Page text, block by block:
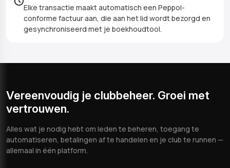
Elke transactie maakt automatisch een Peppol-
conforme factuur aan, die aan het lid wordt bezorgd en
gesynchroniseerd met je boekhoudtool.
Vereenvoudig je clubbeheer. Groei met
vertrouwen.
Alles wat je nodig hebt om leden te beheren, toegang te
automatiseren, betalingen af te handelen en je club te runnen —
allemaal in één platform.